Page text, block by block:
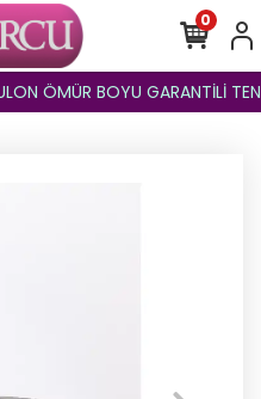
ÖMÜR BOYU GARANTİLİ
0